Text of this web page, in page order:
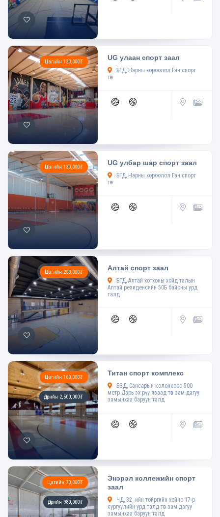
Цагийн 130,000₮
UG улаан спорт заал
БГД, Нарны хороолол Ган спорт
төв
Цагийн 130,000₮
UG улбар шар спорт заал
БГД, Нарны хороолол Ган спорт
төв
Цагийн 200,000₮
Алтай спорт заал
БГД, Алтай хотхоны хойд талын
Алтай резиденсийн 50Б байрны урд
талд
Цагийн 160,000₮
Өдрийн 2,500,000₮
Титан спорт комплекс
БЗД, Сансарын колонкоос 500
метр Дарь эх рүү яваад төв зам дагуу
замынхаа баруун талд
Цагийн 70,000₮
Өдрийн 980,000₮
Энэрэл коллежийн спорт
заал
ЧД, 32- ийн тойргийн хойно 17-р
сургуулийн урд талд төв зам дагуу
замынхаа баруун талд